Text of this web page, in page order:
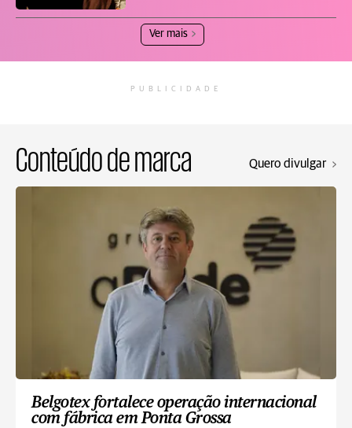
Ver mais
PUBLICIDADE
Conteúdo de marca Quero divulgar
Belgotex fortalece operação internacional
com fábrica em Ponta Grossa